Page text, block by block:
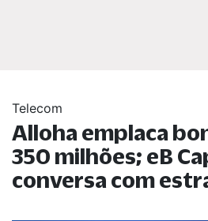
Telecom
Alloha emplaca
350 milhões; eB
conversa com